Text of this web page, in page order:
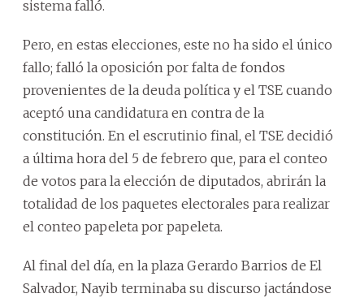
sistema falló.
Pero, en estas elecciones, este no ha sido el único
fallo; falló la oposición por falta de fondos
provenientes de la deuda política y el TSE cuando
aceptó una candidatura en contra de la
constitución. En el escrutinio final, el TSE decidió
a última hora del 5 de febrero que, para el conteo
de votos para la elección de diputados, abrirán la
totalidad de los paquetes electorales para realizar
el conteo papeleta por papeleta.
Al final del día, en la plaza Gerardo Barrios de El
Salvador, Nayib terminaba su discurso jactándose